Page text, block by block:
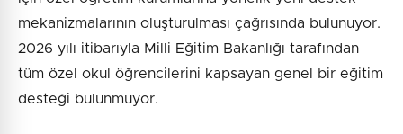
mekanizmalarının oluşturulması çağrısında bulunuyor.
2026 yılı itibarıyla Milli Eğitim Bakanlığı tarafından
tüm özel okul öğrencilerini kapsayan genel bir eğitim
desteği bulunmuyor.